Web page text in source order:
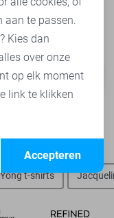
-60%
t-shirts
Opslaan
aan te passen.
Kies dan
over onze
op elk moment
link te klikken
Accepteren